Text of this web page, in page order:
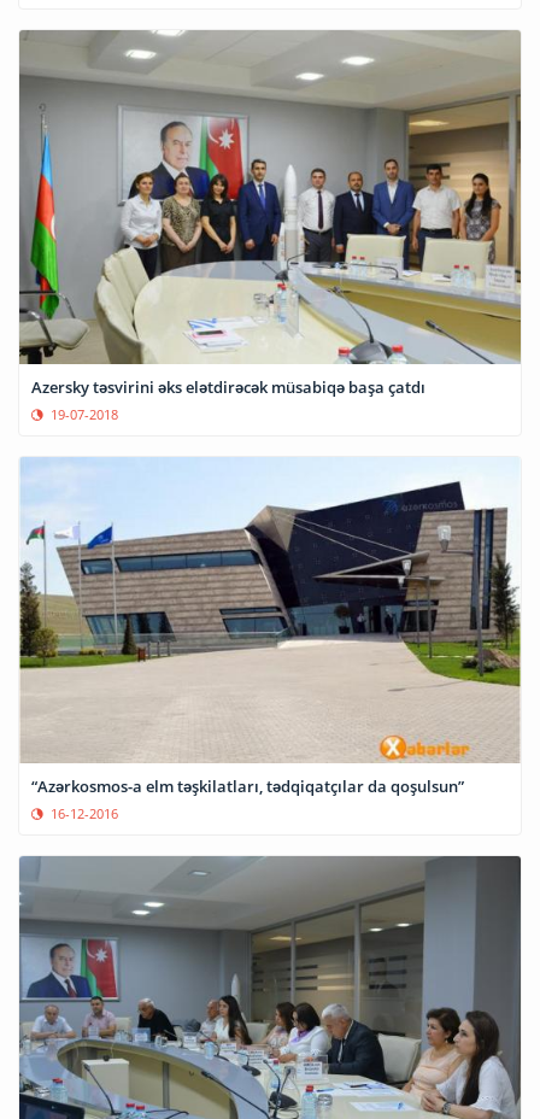
Azersky təsvirini əks elətdirəcək müsabiqə başa çatdı
19-07-2018
“Azərkosmos-a elm təşkilatları, tədqiqatçılar da qoşulsun”
16-12-2016